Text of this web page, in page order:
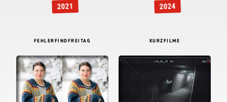
2021 2024
FEHLERFINDFREITAG KURZFILME